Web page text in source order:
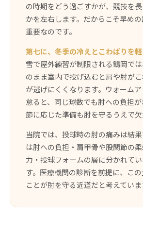
の時期をどう過ごすかが、競技を
かを左右します。だからこそ早め
重要なのです。
第七に、冬季の冷えとこわばりを軽
雪で屋外練習が制限される鶴岡で
のまま室内で投げ込むと肩や肘が
が逃げにくくなります。ウォーム
怠ると、同じ球数でも肘への負担
節に応じた準備も肘を守るうえで欠
当院では、投球時の肘の痛みは結
は肘への負担・肩甲骨や股関節の
力・投球フォームの層に分かれて
す。医療機関の診断を前提に、こ
ことが肘を守る近道だと考えていま